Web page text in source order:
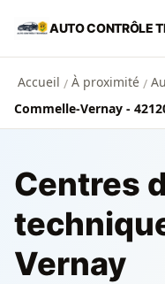
Aller au contenu
AUTO CONTRÔLE
Accueil / À proximité /
Commelle-Vernay -
Centres
Vernay